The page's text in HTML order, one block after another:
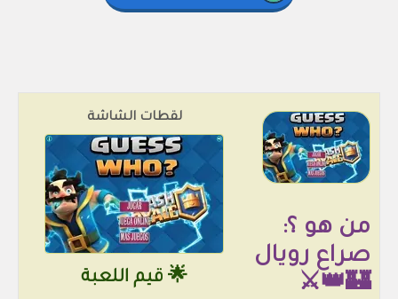
لقطات الشاشة
🌟 قيم اللعبة
من هو ؟:
صراع رويال
🏰👑⚔️